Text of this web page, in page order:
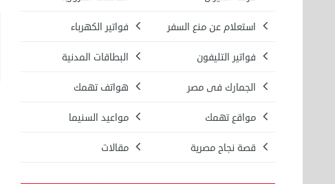
استعلام عن منع السفر فواتير الكهرباء
فواتير التليفون البطاقات المدنية
الجمارك فى مصر هواتف تهمك
مواقع تهمك مواعيد السنيما
قصة نجاح مصرية مقالات